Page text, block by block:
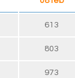
613
803
973